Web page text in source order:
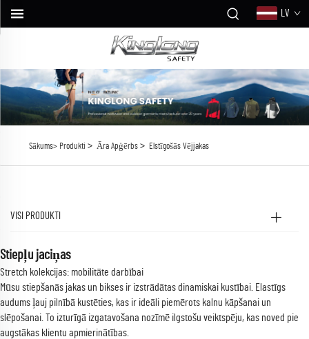
LV
Sākums> Produkti > Āra Apģērbs> Elstīgošās Vējjakas
VISI PRODUKTI
Stiepļu jaciņas
Stretch kolekcijas: mobilitāte darbībai
Mūsu stiepšanās jakas un bikses ir izstrādātas dinamiskai kustībai. Elastīgs
audums ļauj pilnībā kustēties, kas ir ideāli piemērots kalnu kāpšanai un
slēpošanai. To izturīgā izgatavošana nozīmē ilgstošu veiktspēju, kas noved pie
augstākas klientu apmierinātības.